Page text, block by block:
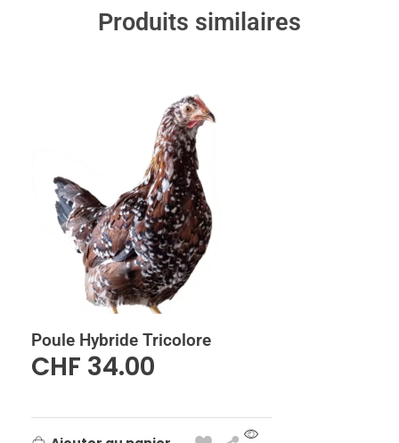
Produits similaires
Poule Hybride Tricolore
CHF 34.00